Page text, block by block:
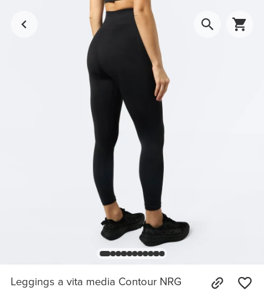
Leggings a vita media Contour NRG